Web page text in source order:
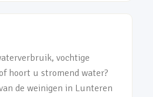
vochtige
hoort u stromend water?
de weinigen in Lunteren